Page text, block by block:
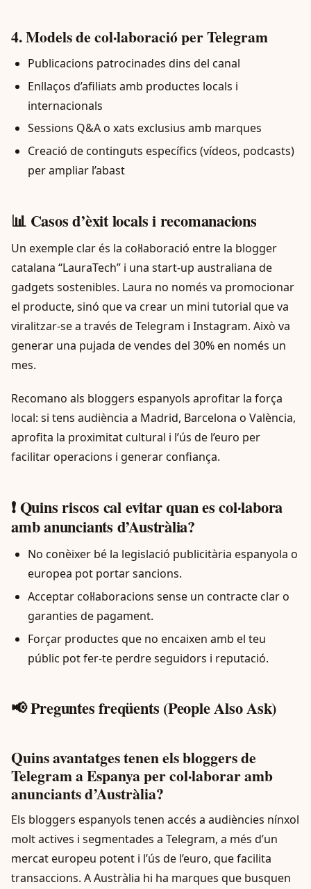
4. Models de col·laboració per Telegram
Publicacions patrocinades dins del canal
Enllaços d’afiliats amb productes locals i
internacionals
Sessions Q&A o xats exclusius amb marques
Creació de continguts específics (vídeos, podcasts)
per ampliar l’abast
📊 Casos d’èxit locals i recomanacions
Un exemple clar és la col·laboració entre la blogger
catalana “LauraTech” i una start-up australiana de
gadgets sostenibles. Laura no només va promocionar
el producte, sinó que va crear un mini tutorial que va
viralitzar-se a través de Telegram i Instagram. Això va
generar una pujada de vendes del 30% en només un
mes.
Recomano als bloggers espanyols aprofitar la força
local: si tens audiència a Madrid, Barcelona o València,
aprofita la proximitat cultural i l’ús de l’euro per
facilitar operacions i generar confiança.
❗ Quins riscos cal evitar quan es col·labora
amb anunciants d’Austràlia?
No conèixer bé la legislació publicitària espanyola o
europea pot portar sancions.
Acceptar col·laboracions sense un contracte clar o
garanties de pagament.
Forçar productes que no encaixen amb el teu
públic pot fer-te perdre seguidors i reputació.
📢 Preguntes freqüents (People Also Ask)
Quins avantatges tenen els bloggers de
Telegram a Espanya per col·laborar amb
anunciants d’Austràlia?
Els bloggers espanyols tenen accés a audiències nínxol
molt actives i segmentades a Telegram, a més d’un
mercat europeu potent i l’ús de l’euro, que facilita
transaccions. A Austràlia hi ha marques que busquen